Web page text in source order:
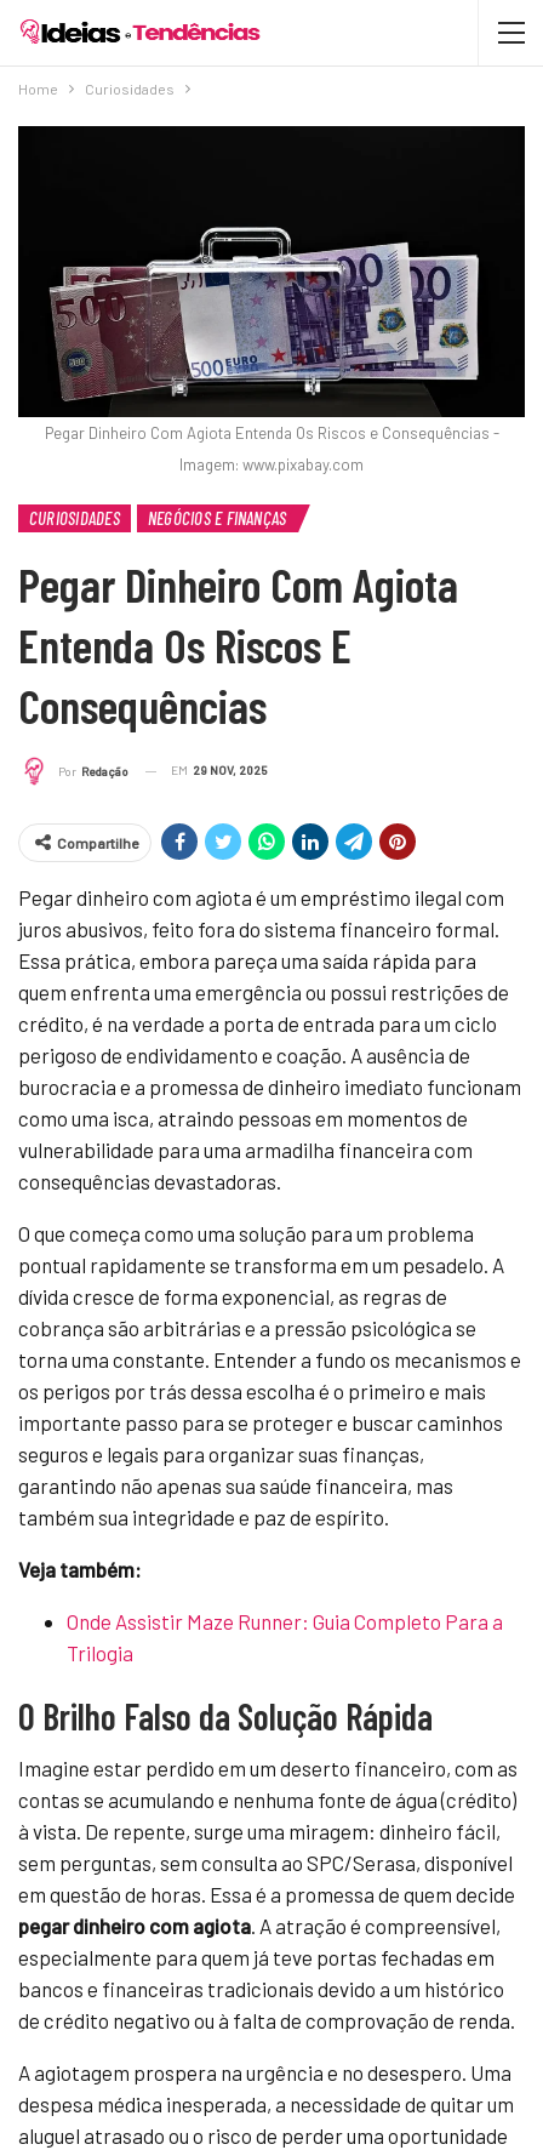
Home Curiosidades
Pegar Dinheiro Com Agiota Entenda Os Riscos e Consequências -
Imagem: www.pixabay.com
CURIOSIDADES NEGÓCIOS E FINANÇAS
Pegar Dinheiro Com Agiota
Entenda Os Riscos E
Consequências
Por Redação EM 29 NOV, 2025
Compartilhe
Pegar dinheiro com agiota é um empréstimo ilegal com
juros abusivos, feito fora do sistema financeiro formal.
Essa prática, embora pareça uma saída rápida para
quem enfrenta uma emergência ou possui restrições de
crédito, é na verdade a porta de entrada para um ciclo
perigoso de endividamento e coação. A ausência de
burocracia e a promessa de dinheiro imediato funcionam
como uma isca, atraindo pessoas em momentos de
vulnerabilidade para uma armadilha financeira com
consequências devastadoras.
O que começa como uma solução para um problema
pontual rapidamente se transforma em um pesadelo. A
dívida cresce de forma exponencial, as regras de
cobrança são arbitrárias e a pressão psicológica se
torna uma constante. Entender a fundo os mecanismos e
os perigos por trás dessa escolha é o primeiro e mais
importante passo para se proteger e buscar caminhos
seguros e legais para organizar suas finanças,
garantindo não apenas sua saúde financeira, mas
também sua integridade e paz de espírito.
Veja também:
Onde Assistir Maze Runner: Guia Completo Para a
Trilogia
O Brilho Falso da Solução Rápida
Imagine estar perdido em um deserto financeiro, com as
contas se acumulando e nenhuma fonte de água (crédito)
à vista. De repente, surge uma miragem: dinheiro fácil,
sem perguntas, sem consulta ao SPC/Serasa, disponível
em questão de horas. Essa é a promessa de quem decide
pegar dinheiro com agiota. A atração é compreensível,
especialmente para quem já teve portas fechadas em
bancos e financeiras tradicionais devido a um histórico
de crédito negativo ou à falta de comprovação de renda.
A agiotagem prospera na urgência e no desespero. Uma
despesa médica inesperada, a necessidade de quitar um
aluguel atrasado ou o risco de perder uma oportunidade